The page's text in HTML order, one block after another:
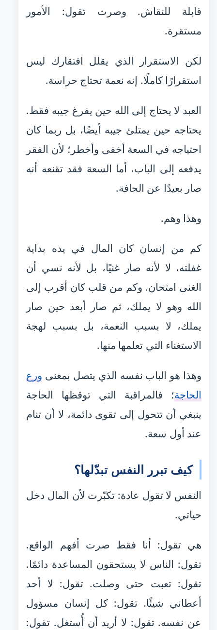
قابلة للنقاش. وصرت تقول: الأمور
مستقرة.
لكن الاستقرار الذي يقلل افتقارك ليس
استقرارًا كاملًا. إنه نعمة تحتاج حراسة.
العبد لا يحتاج إلى الله حين يفرغ جيبه فقط.
يحتاجه حين يمتلئ جيبه أيضًا، بل ربما كان
احتياجه في السعة أخفى وأخطر؛ لأن الفقر
يدفعه إلى الباب، أما السعة فقد تقنعه أنه
صار بعيدًا عن الحافة.
وهذا وهم.
كم من إنسان كان المال في يده بداية
غفلته، لا لأنه صار غنيًا، بل لأنه نسي أن
الغنى امتحان. وكم من قلب كان أقرب إلى
الله وهو لا يملك، ثم صار أبعد حين صار
يملك، لا بسبب النعمة، بل بسبب لهجة
الاستغناء التي تعلمها منها.
وهذا هو الباب نفسه الذي يتصل بمعنى ورع
الحاجة؛ فالمراقبة التي توقظها الحاجة
ينبغي أن تتحول إلى تقوى دائمة، لا أن تنام
عند أول سعة.
كيف تبرر النفس تبدّلها؟
النفس لا تقول عادة: تكبّرت لأن المال دخل
حياتي.
هي تقول: أنا فقط صرت أفهم الواقع.
تقول: الناس لا يستحقون المساعدة دائمًا.
تقول: تعبت حتى وصلت. تقول: لا أحد
أعطاني شيئًا. تقول: كل إنسان مسؤول
عن نفسه. تقول: لا أريد أن أُستغل. تقول: